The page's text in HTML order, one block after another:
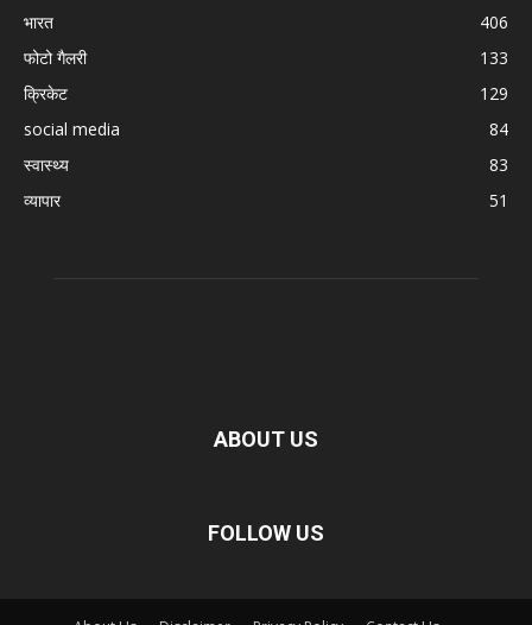
भारत
406
फोटो गैलरी
133
क्रिकेट
129
social media
84
स्वास्थ्य
83
व्यापार
51
ABOUT US
FOLLOW US